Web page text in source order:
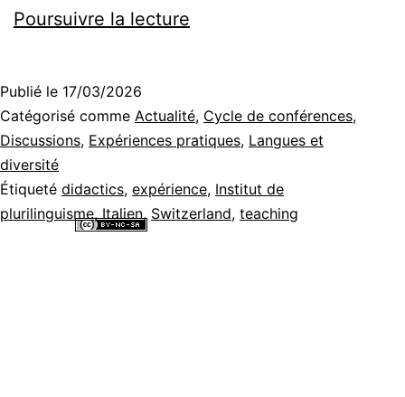
Poursuivre la lecture
–
apprendre
imiter
Publié le 17/03/2026
Catégorisé comme Actualité, Cycle de conférences,
Discussions, Expériences pratiques, Langues et
diversité
Étiqueté didactics, expérience, Institut de
plurilinguisme, Italien, Switzerland, teaching